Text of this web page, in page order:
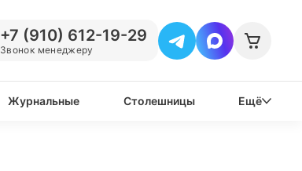
+7 (910) 612-19-29
Звонок менеджеру
Журнальные Столешницы Ещё